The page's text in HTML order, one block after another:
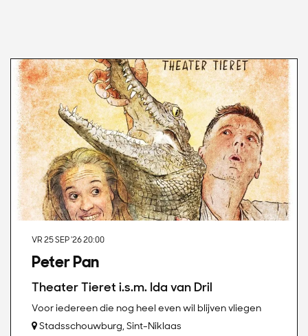
Peter Pan
Theater Tieret i.s.m. Ida van Dril
VR 25 SEP '2620:00
Voor iedereen die nog heel even wil blijven vliegen
Stadsschouwburg, Sint-Niklaas